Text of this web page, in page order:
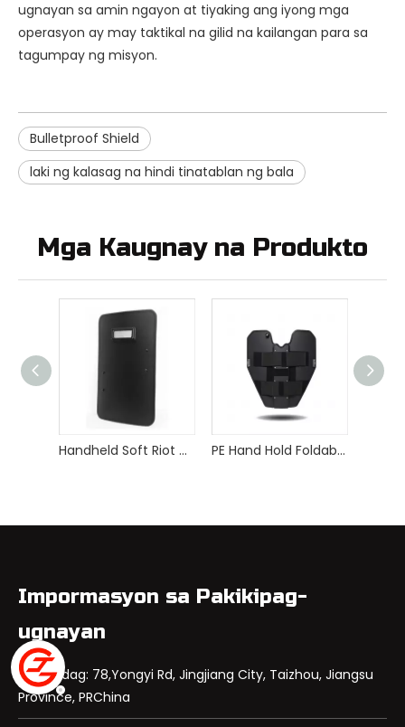
ugnayan sa amin ngayon at tiyaking ang iyong mga
operasyon ay may taktikal na gilid na kailangan para sa
tagumpay ng misyon.
Bulletproof Shield
laki ng kalasag na hindi tinatablan ng bala
Mga Kaugnay na Produkto
Handheld Soft Riot Shield Police Equipment Bulletproof Shield PE Hand Hold Foldable Bulletproof Shield
Impormasyon sa Pakikipag-
ugnayan
Idagdag: 78,Yongyi Rd, Jingjiang City, Taizhou, Jiangsu
Province, PRChina